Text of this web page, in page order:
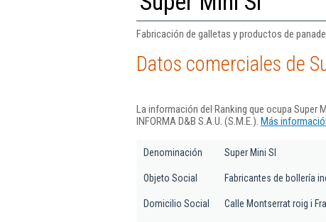
Fabricación de galletas y productos de
Datos comerciales de
La información del Ranking que ocupa Super
INFORMA D&B S.A.U. (S.M.E.). Más
Denominación Super Mini Sl
Objeto Social Fabricantes de bollería
Domicilio Social Calle Montserrat roig i